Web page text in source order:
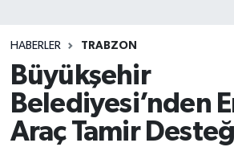
HABERLER TRABZON
Büyükşehir
Belediyesi’nden
Araç Tamir
Teknoloji
TRABZON